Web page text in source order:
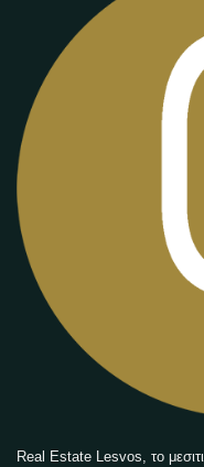
Real Estate Lesvos, το